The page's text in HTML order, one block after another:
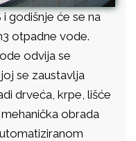
godišnje će se na
otpadne vode.
odvija se
se zaustavlja
drveća, krpe, lišće
obrada